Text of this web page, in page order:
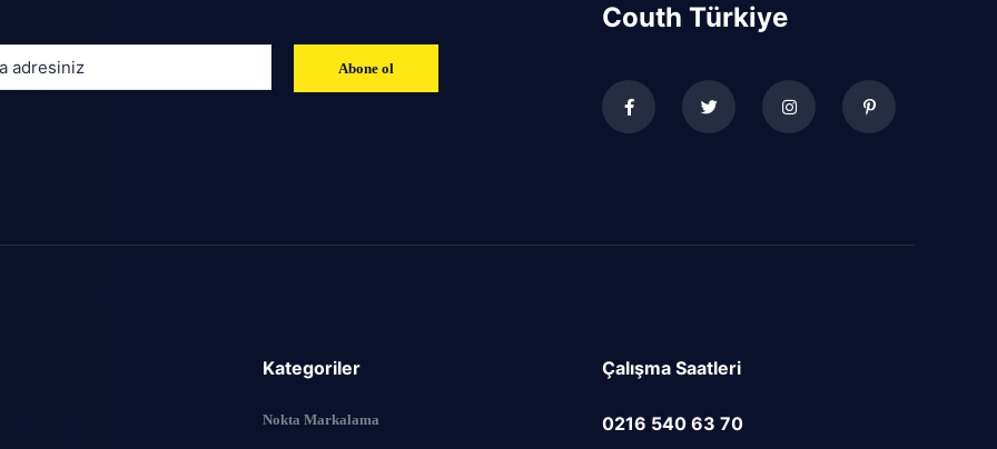
Couth Türkiye
Kategoriler
Nokta Markalama
Çalışma Saatleri
0216 540 63 70